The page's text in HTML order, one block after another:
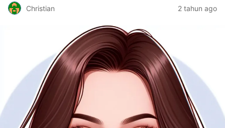
Christian 2 tahun ago